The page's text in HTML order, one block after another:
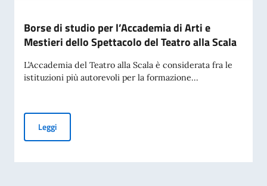
Borse di studio per l’Accademia di Arti e
Mestieri dello Spettacolo del Teatro alla Scala
L’Accademia del Teatro alla Scala è considerata fra le
istituzioni più autorevoli per la formazione...
LeggiBorse di studio per l’Accademia di Arti e Mestieri dello